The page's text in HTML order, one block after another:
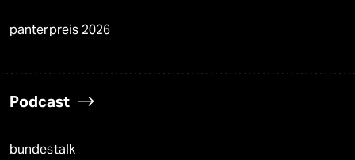
panterpreis 2026
Podcast
bundestalk